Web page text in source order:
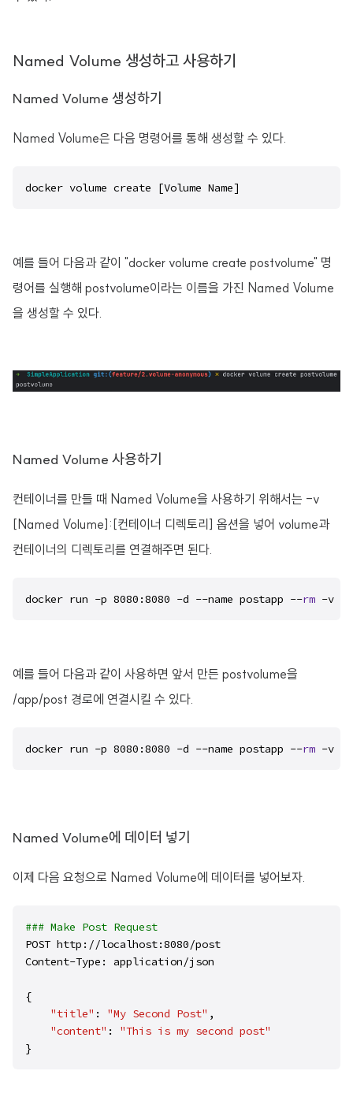
Named Volume 생성하고 사용하기
Named Volume 생성하기
Named Volume은 다음 명령어를 통해 생성할 수 있다.
docker volume create [Volume Name]
예를 들어 다음과 같이 "docker volume create postvolume" 명
령어를 실행해 postvolume이라는 이름을 가진 Named Volume
을 생성할 수 있다.
Named Volume 사용하기
컨테이너를 만들 때 Named Volume을 사용하기 위해서는 -v
[Named Volume]:[컨테이너 디렉토리] 옵션을 넣어 volume과
컨테이너의 디렉토리를 연결해주면 된다.
docker run -p 8080:8080 -d --name postapp --rm -v
예를 들어 다음과 같이 사용하면 앞서 만든 postvolume을
/app/post 경로에 연결시킬 수 있다.
docker run -p 8080:8080 -d --name postapp --rm -v
Named Volume에 데이터 넣기
이제 다음 요청으로 Named Volume에 데이터를 넣어보자.
### Make Post Request
POST http://localhost:8080/post
Content-Type: application/json
{
"title" : "My Second Post" ,
"content" : "This is my second post"
}